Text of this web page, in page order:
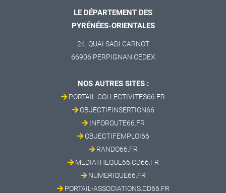
LE DÉPARTEMENT DES
PYRÉNÉES-ORIENTALES
24, QUAI SADI CARNOT
66906 PERPIGNAN CEDEX
NOS AUTRES SITES :
PORTAIL-COLLECTIVITES66.FR
OBJECTIFINSERTION66
INFOROUTE66.FR
OBJECTIFEMPLOI66
RANDO66.FR
MEDIATHEQUE66.CD66.FR
NUMERIQUE66.FR
PORTAIL-ASSOCIATIONS.CD66.FR